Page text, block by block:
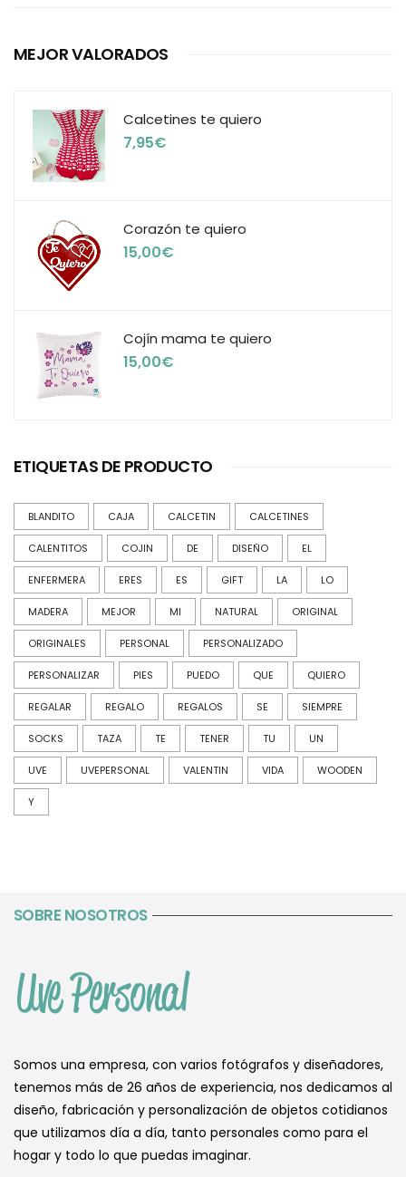
MEJOR VALORADOS
Calcetines te quiero
7,95€
Corazón te quiero
15,00€
Cojín mama te quiero
15,00€
ETIQUETAS DE PRODUCTO
BLANDITO CAJA CALCETIN CALCETINES
CALENTITOS COJIN DE DISEÑO EL
ENFERMERA ERES ES GIFT LA LO
MADERA MEJOR MI NATURAL ORIGINAL
ORIGINALES PERSONAL PERSONALIZADO
PERSONALIZAR PIES PUEDO QUE QUIERO
REGALAR REGALO REGALOS SE SIEMPRE
SOCKS TAZA TE TENER TU UN
UVE UVEPERSONAL VALENTIN VIDA WOODEN
Y
SOBRE NOSOTROS
Somos una empresa, con varios fotógrafos y diseñadores,
tenemos más de 26 años de experiencia, nos dedicamos al
diseño, fabricación y personalización de objetos cotidianos
que utilizamos día a día, tanto personales como para el
hogar y todo lo que puedas imaginar.